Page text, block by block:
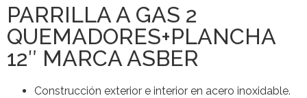
PARRILLA A GAS 2
QUEMADORES+PLANCHA
12″ MARCA ASBER
Construcción exterior e interior en acero inoxidable.